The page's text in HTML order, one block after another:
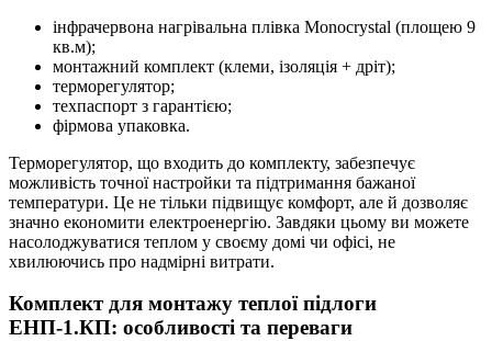
інфрачервона нагрівальна плівка Monocrystal (площею 9
кв.м);
монтажний комплект (клеми, ізоляція + дріт);
терморегулятор;
техпаспорт з гарантією;
фірмова упаковка.
Терморегулятор, що входить до комплекту, забезпечує
можливість точної настройки та підтримання бажаної
температури. Це не тільки підвищує комфорт, але й дозволяє
значно економити електроенергію. Завдяки цьому ви можете
насолоджуватися теплом у своєму домі чи офісі, не
хвилюючись про надмірні витрати.
Комплект для монтажу теплої підлоги
ЕНП-1.КП: особливості та переваги